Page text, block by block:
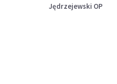
Jędrzejewski OP